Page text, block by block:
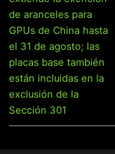
de aranceles para
GPUs de China hasta
el 31 de agosto; las
placas base también
están incluidas en la
exclusión de la
Sección 301